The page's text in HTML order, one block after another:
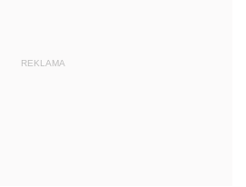
REKLAMA